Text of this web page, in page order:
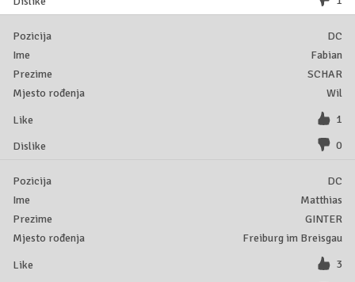
DC
Fabian
SCHAR
Wil
1
0
DC
Matthias
GINTER
Freiburg im Breisgau
3